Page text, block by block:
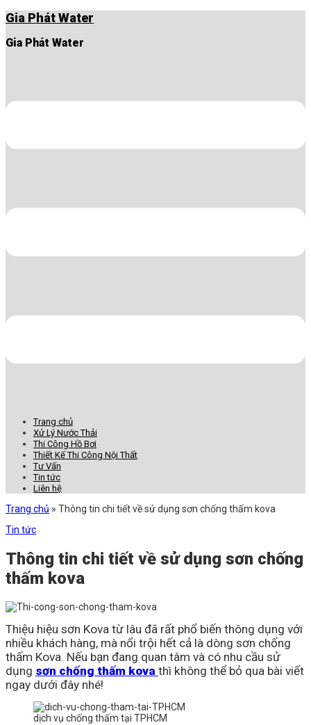
Chuyển
đến
nội
dung
Gia Phát Water
Gia Phát Water
Trang chủ
Xử Lý Nước Thải
Thi Công Hồ Bơi
Thiết Kế Thi Công Nội Thất
Tư Vấn
Tin tức
Liên hệ
Trang chủ » Thông tin chi tiết về sử dụng sơn chống thấm kova
Tin tức
Thông tin chi tiết về sử dụng sơn chống
thấm kova
Thiệu hiệu sơn Kova từ lâu đã rất phổ biến thông dụng với
nhiều khách hàng, mà nổi trội hết cả là dòng sơn chống
thấm Kova. Nếu bạn đang quan tâm và có nhu cầu sử
dụng sơn chống thấm kova thì không thể bỏ qua bài viết
ngay dưới đây nhé!
dịch vụ chống thấm tại TPHCM